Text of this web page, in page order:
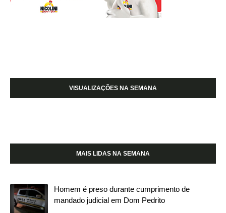
VISUALIZAÇÕES NA SEMANA
MAIS LIDAS NA SEMANA
Homem é preso durante cumprimento de
mandado judicial em Dom Pedrito